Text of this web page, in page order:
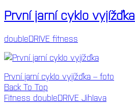
První jarní cyklo vyjížďka
doubleDRIVE fitness
První jarní cyklo vyjížďka – foto
Back To Top
Fitness doubleDRIVE Jihlava